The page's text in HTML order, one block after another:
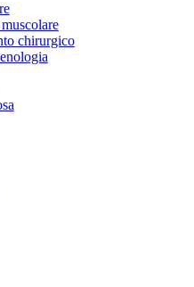
chirurgico